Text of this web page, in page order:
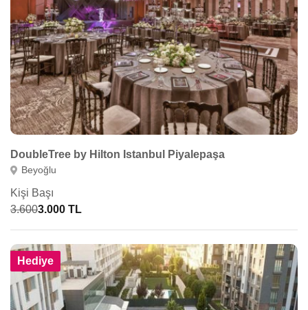
DoubleTree by Hilton Istanbul Piyalepaşa
Beyoğlu
Kişi Başı
3.6003.000 TL
Hediye